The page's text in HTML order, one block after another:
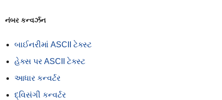
નંબર કન્વર્ઝન
બાઈનરીમાં ASCII ટેક્સ્ટ
હેક્સ પર ASCII ટેક્સ્ટ
આધાર કન્વર્ટર
દ્વિસંગી કન્વર્ટર